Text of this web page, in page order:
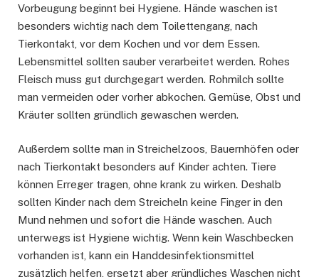
Vorbeugung beginnt bei Hygiene. Hände waschen ist
besonders wichtig nach dem Toilettengang, nach
Tierkontakt, vor dem Kochen und vor dem Essen.
Lebensmittel sollten sauber verarbeitet werden. Rohes
Fleisch muss gut durchgegart werden. Rohmilch sollte
man vermeiden oder vorher abkochen. Gemüse, Obst und
Kräuter sollten gründlich gewaschen werden.
Außerdem sollte man in Streichelzoos, Bauernhöfen oder
nach Tierkontakt besonders auf Kinder achten. Tiere
können Erreger tragen, ohne krank zu wirken. Deshalb
sollten Kinder nach dem Streicheln keine Finger in den
Mund nehmen und sofort die Hände waschen. Auch
unterwegs ist Hygiene wichtig. Wenn kein Waschbecken
vorhanden ist, kann ein Handdesinfektionsmittel
zusätzlich helfen, ersetzt aber gründliches Waschen nicht